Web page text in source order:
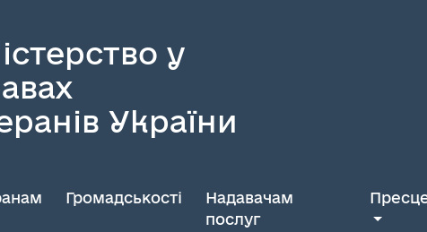
у
України
Громадськості
Надавачам
послуг